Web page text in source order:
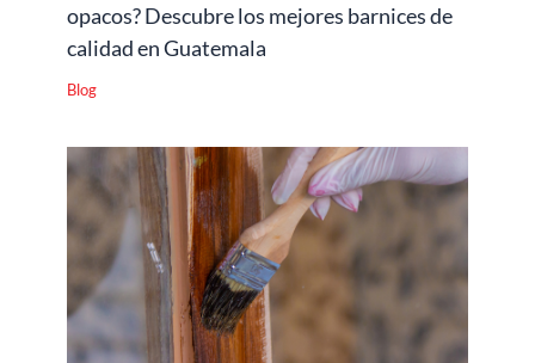
opacos? Descubre los mejores barnices de
calidad en Guatemala
Blog